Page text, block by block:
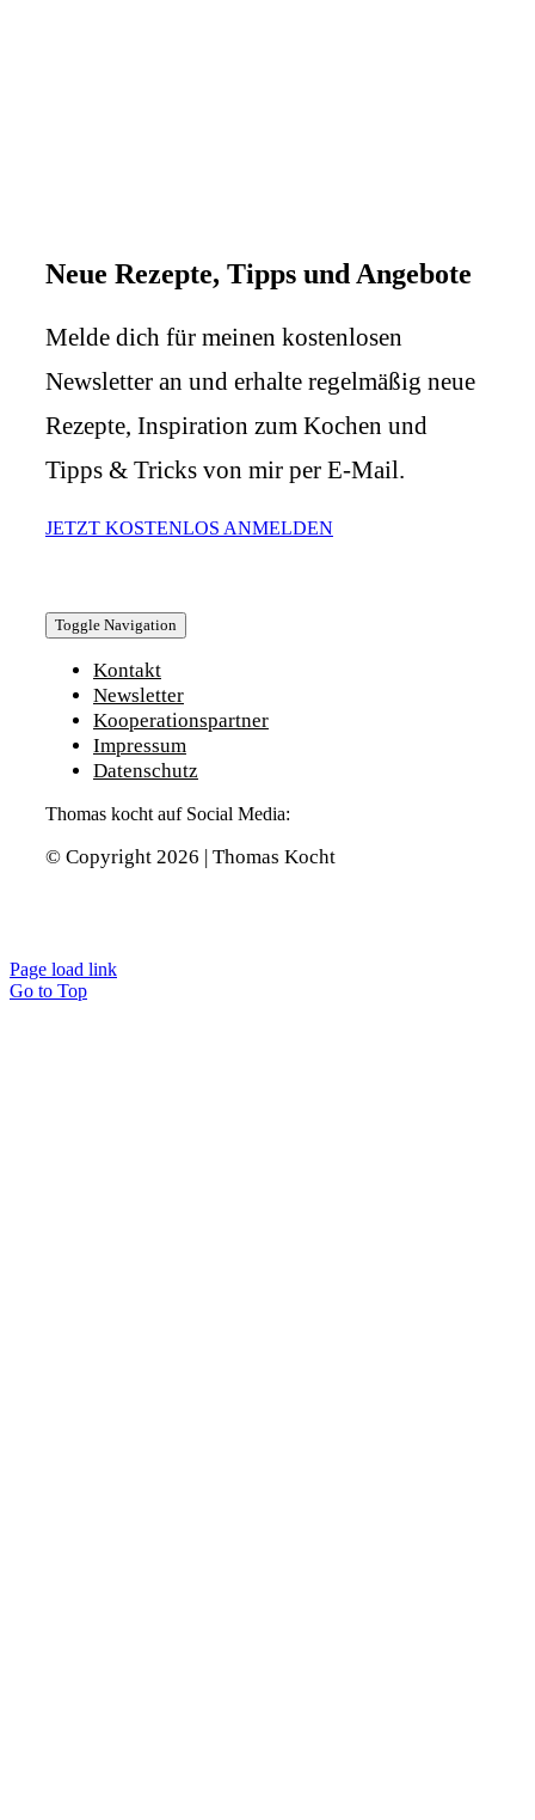
Neue Rezepte, Tipps und Angebote
Melde dich für meinen kostenlosen
Newsletter an und erhalte regelmäßig neue
Rezepte, Inspiration zum Kochen und
Tipps & Tricks von mir per E-Mail.
JETZT KOSTENLOS ANMELDEN
Toggle Navigation
Kontakt
Newsletter
Kooperationspartner
Impressum
Datenschutz
Thomas kocht auf Social Media:
© Copyright 2026 | Thomas Kocht
Page load link
Go to Top